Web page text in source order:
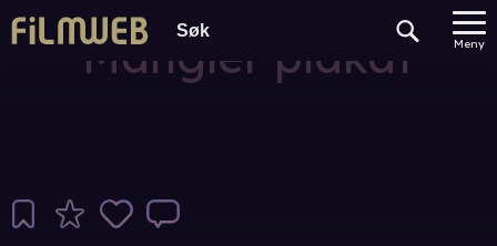
Meny
Mangler plakat